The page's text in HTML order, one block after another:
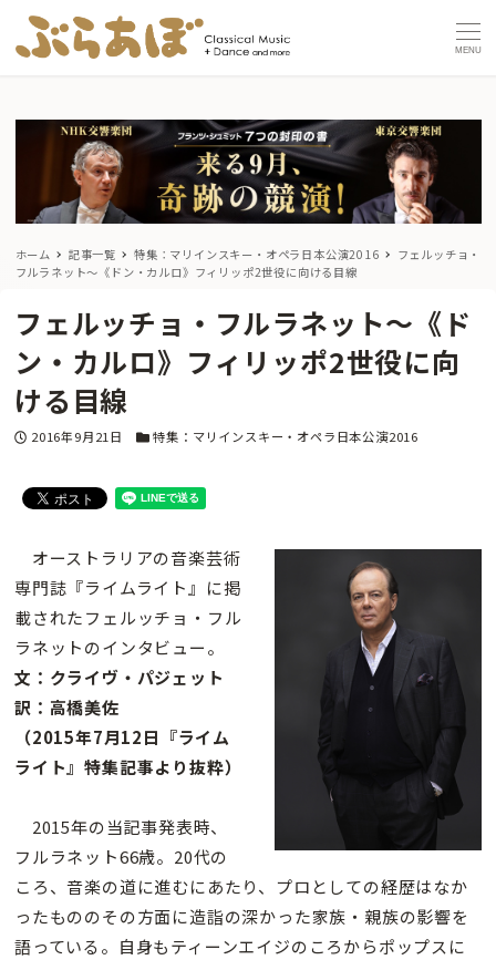
MENU
ホーム 記事一覧 特集：マリインスキー・オペラ日本公演2016
フェルッチョ・
フルラネット〜《ドン・カルロ》フィリッポ2世役に向ける目線
フェルッチョ・フルラネット〜《ド
ン・カルロ》フィリッポ2世役に向
ける目線
投稿日
2016年9月21日 カテゴリー
特集：マリインスキー・オペラ日本公演2016
オーストラリアの音楽芸術
専門誌『ライムライト』に掲
載されたフェルッチョ・フル
ラネットのインタビュー。
文：クライヴ・パジェット
訳：高橋美佐
（2015年7月12日『ライム
ライト』特集記事より抜粋）
2015年の当記事発表時、
フルラネット66歳。20代の
ころ、音楽の道に進むにあたり、プロとしての経歴はなか
ったもののその方面に造詣の深かった家族・親族の影響を
語っている。自身もティーンエイジのころからポップスに